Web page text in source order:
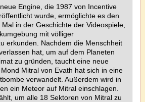
Engine, die 1987 von Incentive
wurde, ermöglichte es den
in der Geschichte der Videospiele,
mit völliger
erkunden. Nachdem die Menschheit
hat, um auf dem Planeten
zu gründen, taucht eine neue
Mitral von Evath hat sich in eine
verwandelt. Außerdem wird in
ein Meteor auf Mitral einschlagen.
um alle 18 Sektoren von Mitral zu